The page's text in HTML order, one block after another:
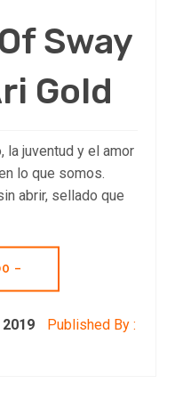
Sway
Gold
la juventud y el amor
lo que somos.
abrir, sellado que
–
Published By :